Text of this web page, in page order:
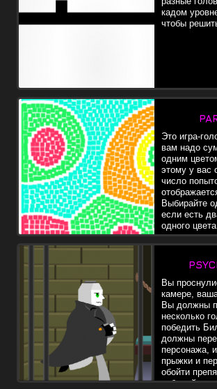
кадом
чтобы
Это игра-
вам надо
одним
этому у вас
число
Выбирайте
если есть
одного
другу, они
один блок.
Вы
камере,
Вы должны
несколько
победить
должны
персонажа,
прыжки и
обойти
забывайте